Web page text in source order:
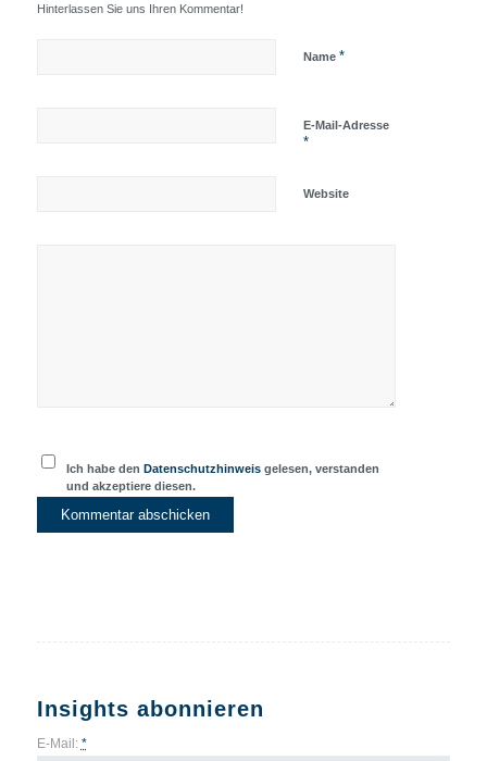
Hinterlassen Sie uns Ihren Kommentar!
Name *
E-Mail-Adresse
*
Website
Ich habe den Datenschutzhinweis gelesen, verstanden
und akzeptiere diesen.
Insights abonnieren
E-Mail: *